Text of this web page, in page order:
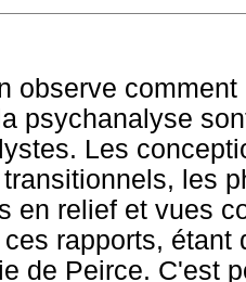
observe
psychanalyse
Les
les
en relief et vues
rapports,
de Peirce. C'est